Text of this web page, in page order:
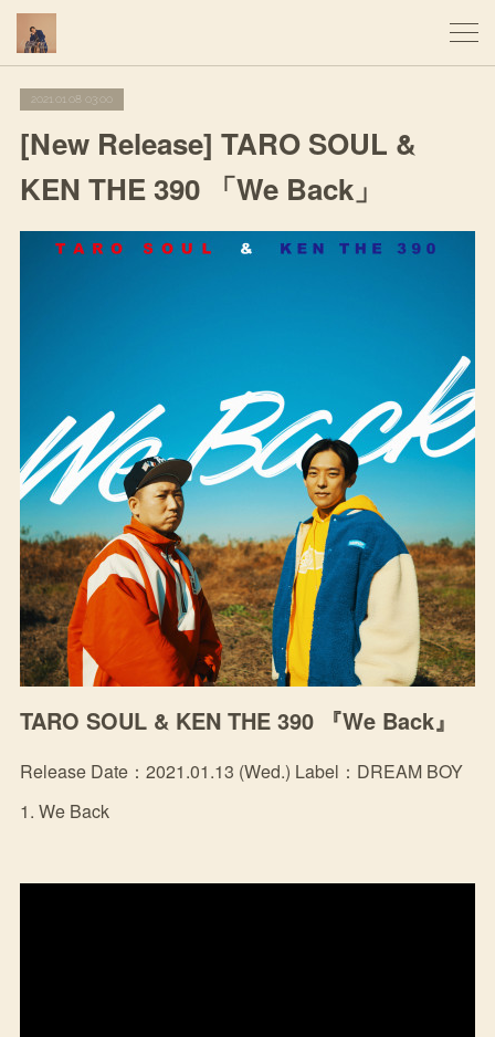
2021.01.08 03:00
[New Release] TARO SOUL &
KEN THE 390 「We Back」
TARO SOUL & KEN THE 390 『We Back』
Release Date：2021.01.13 (Wed.) Label：DREAM BOY
1. We Back